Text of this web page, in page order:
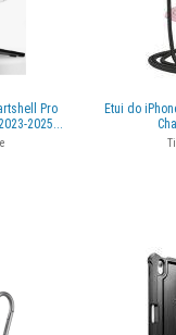
Pro
2025...
Etui do